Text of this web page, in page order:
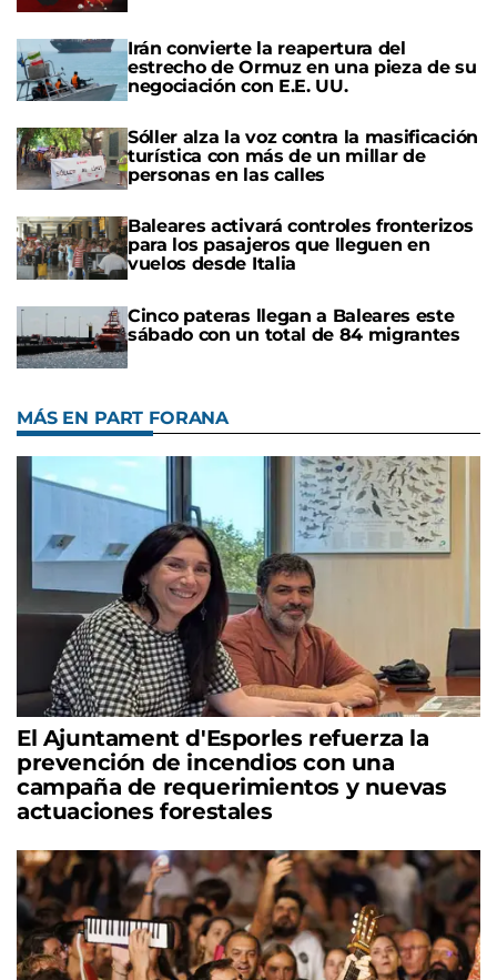
Irán convierte la reapertura del
estrecho de Ormuz en una pieza de su
negociación con E.E. UU.
Sóller alza la voz contra la masificación
turística con más de un millar de
personas en las calles
Baleares activará controles fronterizos
para los pasajeros que lleguen en
vuelos desde Italia
Cinco pateras llegan a Baleares este
sábado con un total de 84 migrantes
MÁS EN PART FORANA
El Ajuntament d'Esporles refuerza la
prevención de incendios con una
campaña de requerimientos y nuevas
actuaciones forestales